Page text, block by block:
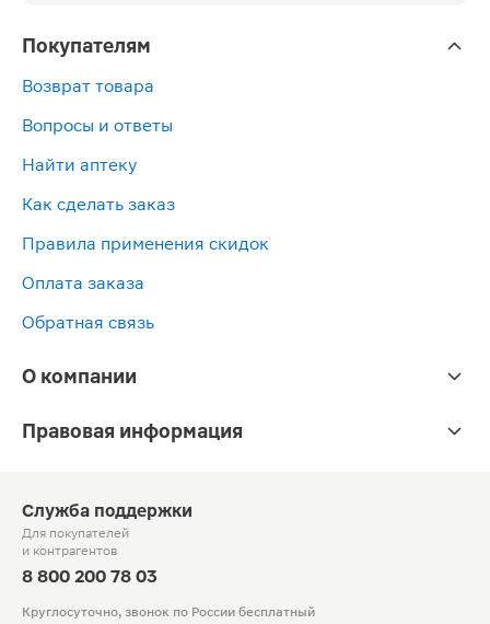
Покупателям
Возврат товара
Вопросы и ответы
Найти аптеку
Как сделать заказ
Правила применения скидок
Оплата заказа
Обратная связь
О компании
Правовая информация
Служба поддержки
Для покупателей
и контрагентов
8 800 200 78 03
Круглосуточно, звонок по России бесплатный